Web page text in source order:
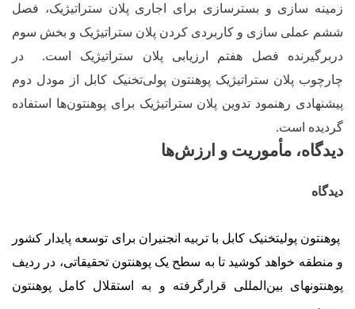
زمینه سازی و بسترسازی برای اجاری پلان ستراتیژیک، فصل
ششم عملی سازی و کاربردی کردن پلان ستراتیژیک و بخش سوم
دربرگیرنده فصل هفتم ارزیابی پلان ستراتیژیک است. در
چارچوب پلان ستراتیژیک پوهنتون پولیتخنیک کابل از مودل دوم
پیشنهادی رهنمود تدوین پلان ستراتیژیک برای پوهنتونها استفاده
گردیده است.
دیدگاه، مأموریت و ارزش‌ها
دیدگاه
پوهنتون پولی‏تخنیک کابل با تربیه انجنیران برای توسعه پایدار کشور
و منطقه خواهد کوشید تا به سطح یک پوهنتون تحقیقاتی، در ردیف
پوهنتون‎های بین‌المللی قرارگرفته و به استقلال کامل پوهنتون